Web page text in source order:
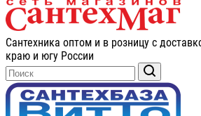
Сантехника оптом и в розницу с
краю и югу России